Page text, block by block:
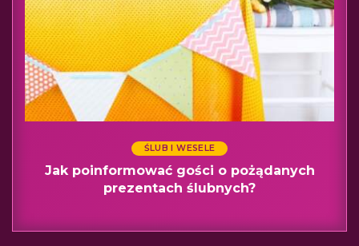
ŚLUB I WESELE
Jak poinformować gości o pożądanych
prezentach ślubnych?